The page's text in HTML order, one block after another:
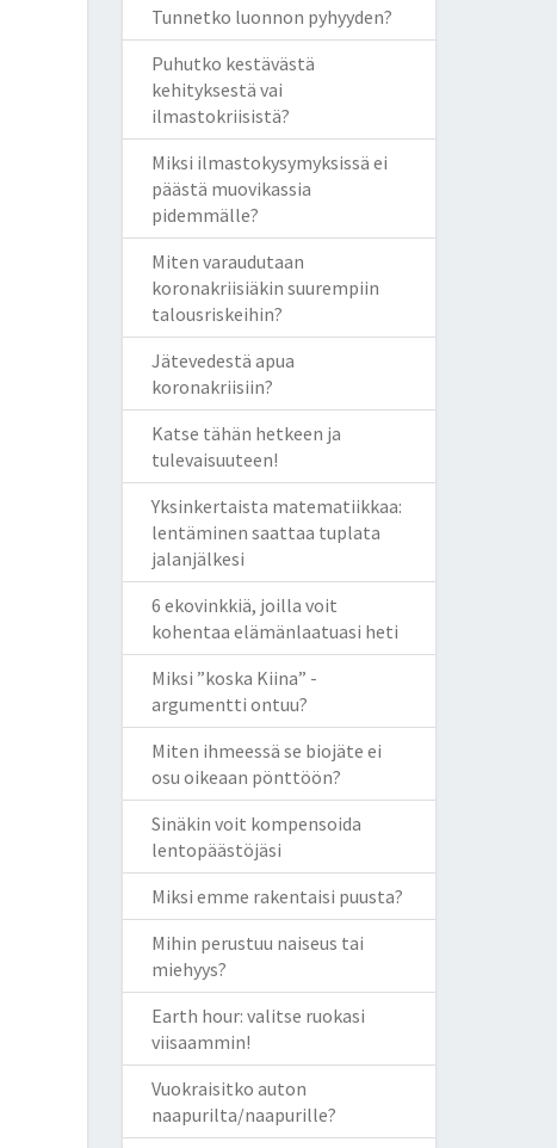
Tunnetko luonnon pyhyyden?
Puhutko kestävästä
kehityksestä vai
ilmastokriisistä?
Miksi ilmastokysymyksissä ei
päästä muovikassia
pidemmälle?
Miten varaudutaan
koronakriisiäkin suurempiin
talousriskeihin?
Jätevedestä apua
koronakriisiin?
Katse tähän hetkeen ja
tulevaisuuteen!
Yksinkertaista matematiikkaa:
lentäminen saattaa tuplata
jalanjälkesi
6 ekovinkkiä, joilla voit
kohentaa elämänlaatuasi heti
Miksi ”koska Kiina” -
argumentti ontuu?
Miten ihmeessä se biojäte ei
osu oikeaan pönttöön?
Sinäkin voit kompensoida
lentopäästöjäsi
Miksi emme rakentaisi puusta?
Mihin perustuu naiseus tai
miehyys?
Earth hour: valitse ruokasi
viisaammin!
Vuokraisitko auton
naapurilta/naapurille?